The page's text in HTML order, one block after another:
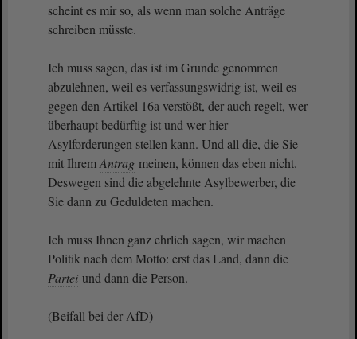
scheint es mir so, als wenn man solche Anträge
schreiben müsste.
Ich muss sagen, das ist im Grunde genommen
abzulehnen, weil es verfassungswidrig ist, weil es
gegen den Artikel 16a verstößt, der auch regelt, wer
überhaupt bedürftig ist und wer hier
Asylforderungen stellen kann. Und all die, die Sie
mit IhremAntrag meinen, können das eben nicht.
Deswegen sind die abgelehnte Asylbewerber, die
Sie dann zu Geduldeten machen.
Ich muss Ihnen ganz ehrlich sagen, wir machen
Politik nach dem Motto: erst das Land, dann die
Partei und dann die Person.
(Beifall bei der AfD)